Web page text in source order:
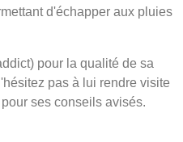
d'échapper aux pluies
pour la qualité de sa
pas à lui rendre visite
ses conseils avisés.